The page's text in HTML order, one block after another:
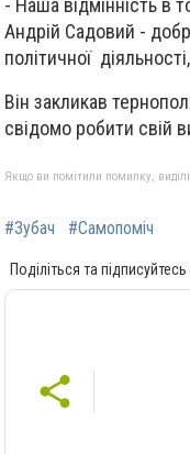
- Наша відмінність в
Андрій Садовий -
політичної
Він закликав
свідомо робити свій
Якщо ви помітили помилку,
#Зубач #Самопоміч
Поділіться та